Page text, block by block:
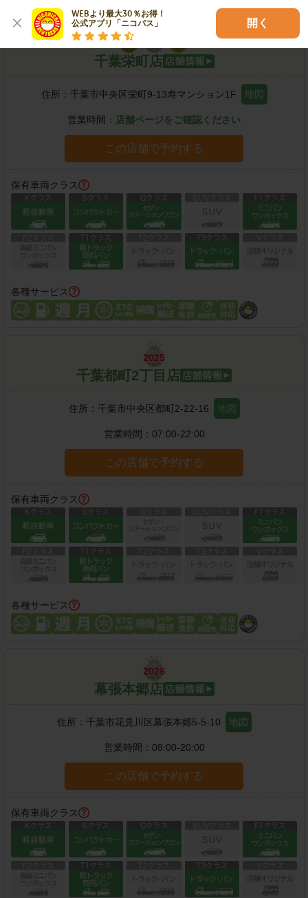
WEBより最大30％お得！
公式アプリ「ニコパス」
開く
千葉栄町店
住所： 千葉市中央区栄町9-13寿マンション1F 地図
営業時間： 店舗ページをご確認ください
この店舗で予約する
保有車両クラス
各種サービス
千葉都町2丁目店
住所： 千葉市中央区都町2-22-16 地図
営業時間： 07:00-22:00
この店舗で予約する
保有車両クラス
各種サービス
幕張本郷店
住所： 千葉市花見川区幕張本郷5-5-10 地図
営業時間： 08:00-20:00
この店舗で予約する
保有車両クラス